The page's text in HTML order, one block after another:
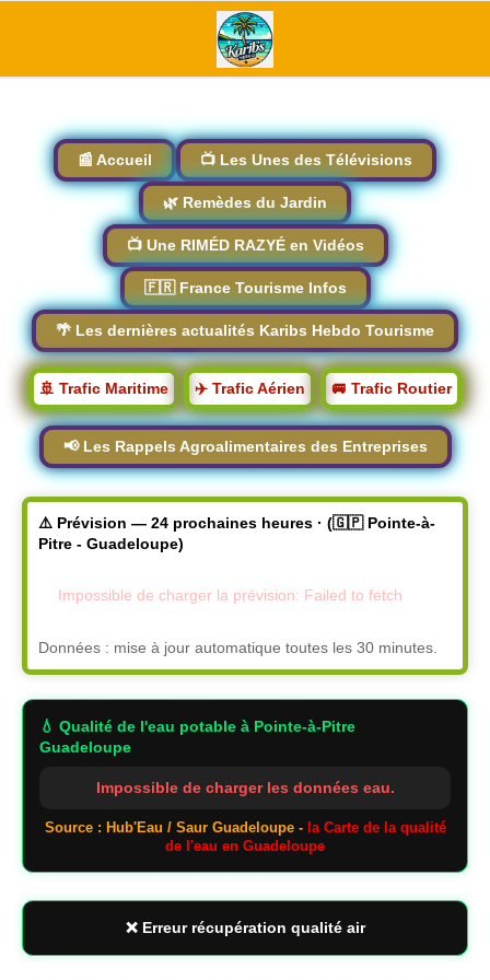
📰 Accueil 📺 Les Unes des Télévisions
🌿 Remèdes du Jardin
📺 Une RIMÉD RAZYÉ en Vidéos
🇫🇷 France Tourisme Infos
🌴 Les dernières actualités Karibs Hebdo Tourisme
🚢 Trafic Maritime ✈️ Trafic Aérien 🚐 Trafic Routier
📢 Les Rappels Agroalimentaires des Entreprises
⚠️ Prévision — 24 prochaines heures · (🇬🇵 Pointe-à-
Pitre - Guadeloupe)
Impossible de charger la prévision: Failed to fetch
Données : mise à jour automatique toutes les 30 minutes.
💧 Qualité de l'eau potable à Pointe-à-Pitre
Guadeloupe
Impossible de charger les données eau.
Source : Hub'Eau / Saur Guadeloupe - la Carte de la qualité
de l'eau en Guadeloupe
❌ Erreur récupération qualité air